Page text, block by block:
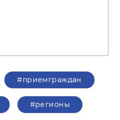
#приемграждан
#регионы